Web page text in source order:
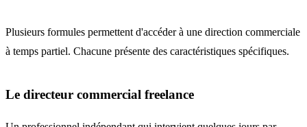
Plusieurs formules permettent d'accéder à une direction commerciale
à temps partiel. Chacune présente des caractéristiques spécifiques.
Le directeur commercial freelance